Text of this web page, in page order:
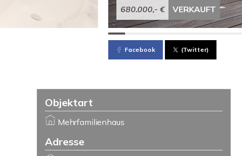
680.000,- € VERKAUFT
Facebook (Twitter)
Objektart
Mehrfamilienhaus
Adresse